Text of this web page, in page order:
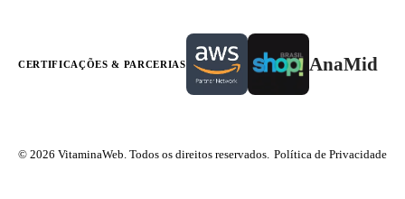
CERTIFICAÇÕES & PARCERIAS AnaMid
© 2026 VitaminaWeb. Todos os direitos reservados. Política de Privacidade